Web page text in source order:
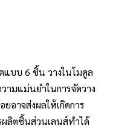
แบบ 6 ชิ้น วางในโมดูล
มแม่นยำในการจัดวาง
อาจส่งผลให้เกิดการ
ผลิตชิ้นส่วนเลนส์ทำได้